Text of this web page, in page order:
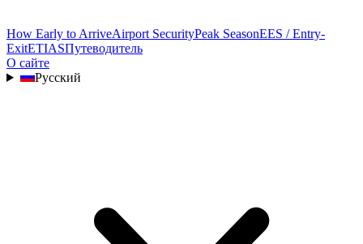
How Early to ArriveAirport SecurityPeak SeasonEES / Entry-
ExitETIASПутеводитель
О сайте
Русский